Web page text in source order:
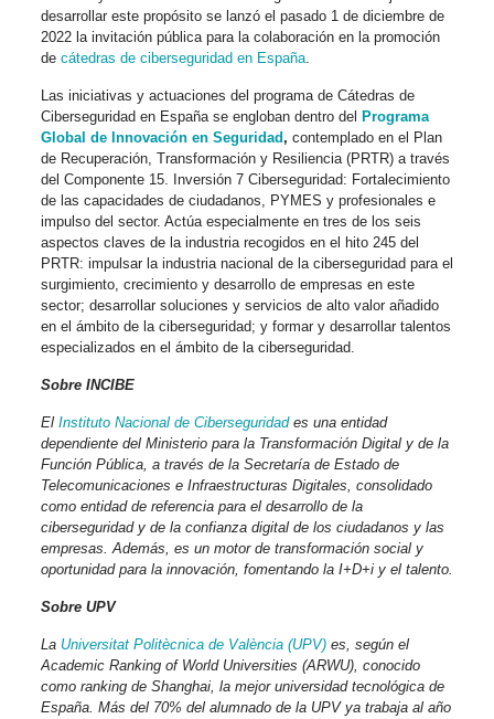
desarrollar este propósito se lanzó el pasado 1 de diciembre de
2022 la invitación pública para la colaboración en la promoción
de cátedras de ciberseguridad en España.
Las iniciativas y actuaciones del programa de Cátedras de
Ciberseguridad en España se engloban dentro del Programa
Global de Innovación en Seguridad , contemplado en el Plan
de Recuperación, Transformación y Resiliencia (PRTR) a través
del Componente 15. Inversión 7 Ciberseguridad: Fortalecimiento
de las capacidades de ciudadanos, PYMES y profesionales e
impulso del sector. Actúa especialmente en tres de los seis
aspectos claves de la industria recogidos en el hito 245 del
PRTR: impulsar la industria nacional de la ciberseguridad para el
surgimiento, crecimiento y desarrollo de empresas en este
sector; desarrollar soluciones y servicios de alto valor añadido
en el ámbito de la ciberseguridad; y formar y desarrollar talentos
especializados en el ámbito de la ciberseguridad.
Sobre INCIBE
El Instituto Nacional de Ciberseguridad es una entidad
dependiente del Ministerio para la Transformación Digital y de la
Función Pública, a través de la Secretaría de Estado de
Telecomunicaciones e Infraestructuras Digitales, consolidado
como entidad de referencia para el desarrollo de la
ciberseguridad y de la confianza digital de los ciudadanos y las
empresas. Además, es un motor de transformación social y
oportunidad para la innovación, fomentando la I+D+i y el talento.
Sobre UPV
La Universitat Politècnica de València (UPV)es, según el
Academic Ranking of World Universities (ARWU), conocido
como ranking de Shanghai, la mejor universidad tecnológica de
España. Más del 70% del alumnado de la UPV ya trabaja al año